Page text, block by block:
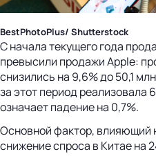
BestPhotoPlus/ Shutterstock
С начала текущего года
превысили продажи Apple:
снизились на 9,6% до 50,1
за этот период реализовала
означает падение на 0,7%.
Основной фактор, влияющий
снижение спроса в Китае на